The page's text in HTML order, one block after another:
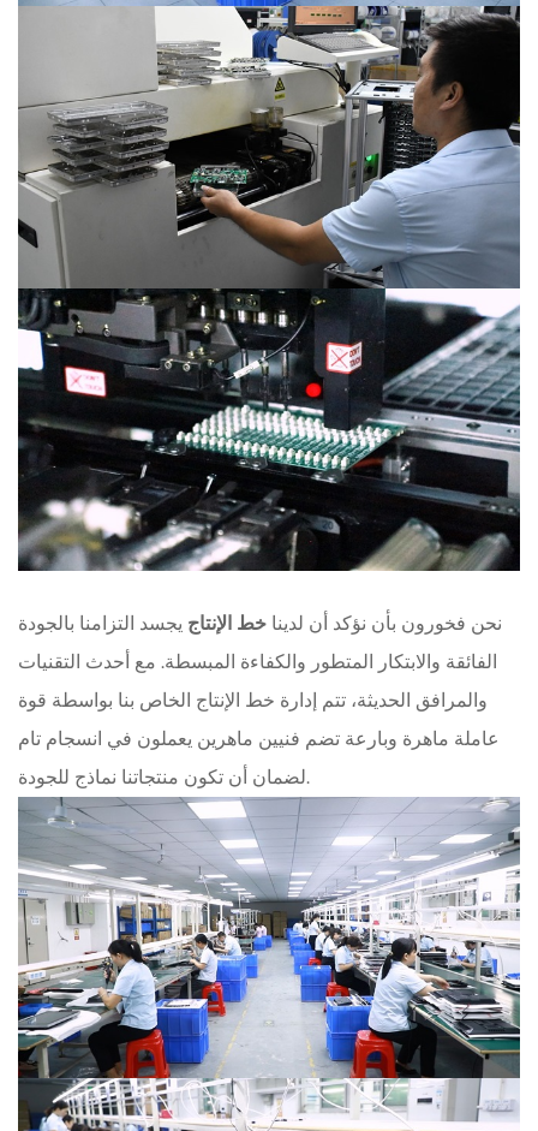
نحن فخورون بأن نؤكد أن لدينا خط الإنتاج يجسد التزامنا بالجودة
الفائقة والابتكار المتطور والكفاءة المبسطة. مع أحدث التقنيات
والمرافق الحديثة، تتم إدارة خط الإنتاج الخاص بنا بواسطة قوة
عاملة ماهرة وبارعة تضم فنيين ماهرين يعملون في انسجام تام
لضمان أن تكون منتجاتنا نماذج للجودة.